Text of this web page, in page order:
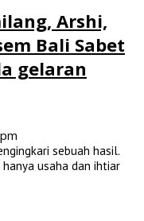
Arshi,
Bali Sabet
gelaran
sebuah hasil.
usaha dan ihtiar